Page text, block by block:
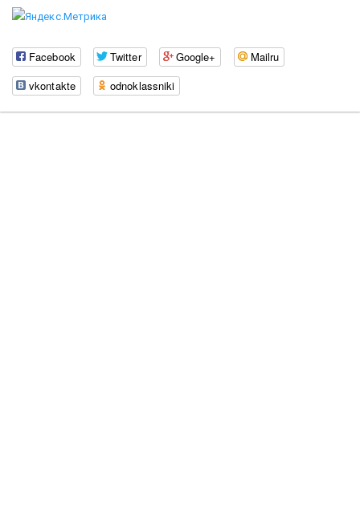
Facebook Twitter Google+
Mailru
vkontakte
odnoklassniki